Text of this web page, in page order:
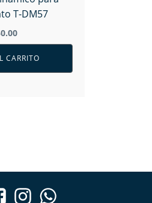
T-DM57
CARRITO